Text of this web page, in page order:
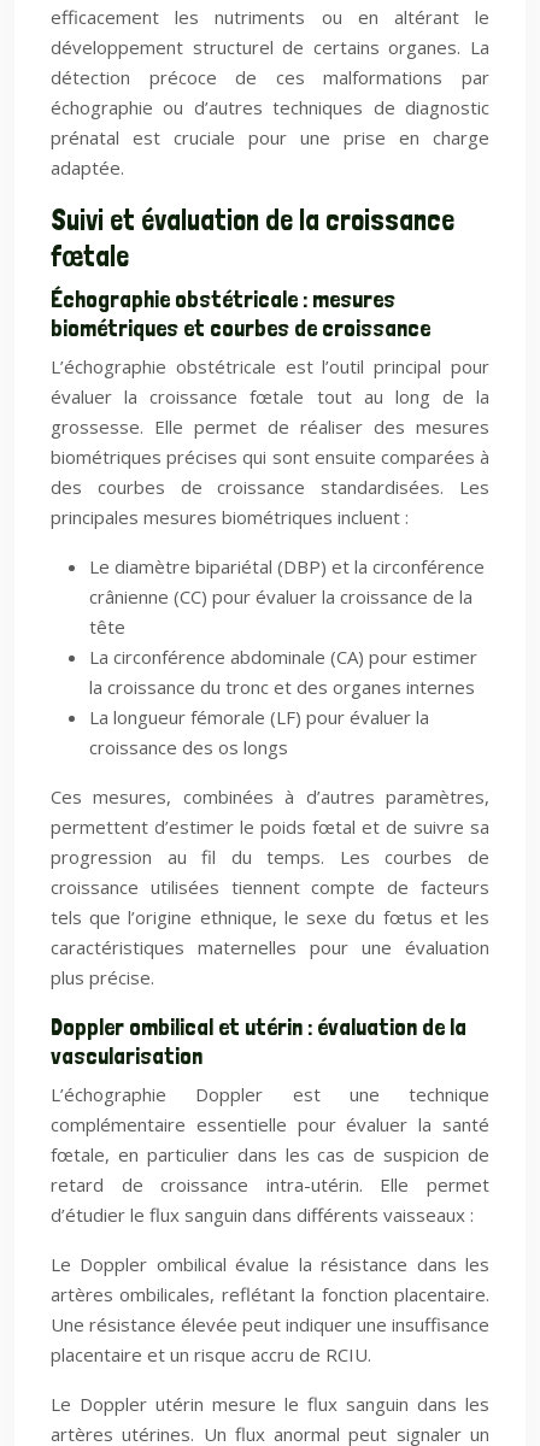
efficacement les nutriments ou en altérant le
développement structurel de certains organes. La
détection précoce de ces malformations par
échographie ou d’autres techniques de diagnostic
prénatal est cruciale pour une prise en charge
adaptée.
Suivi et évaluation de la croissance
fœtale
Échographie obstétricale : mesures
biométriques et courbes de croissance
L’échographie obstétricale est l’outil principal pour
évaluer la croissance fœtale tout au long de la
grossesse. Elle permet de réaliser des mesures
biométriques précises qui sont ensuite comparées à
des courbes de croissance standardisées. Les
principales mesures biométriques incluent :
Le diamètre bipariétal (DBP) et la circonférence
crânienne (CC) pour évaluer la croissance de la
tête
La circonférence abdominale (CA) pour estimer
la croissance du tronc et des organes internes
La longueur fémorale (LF) pour évaluer la
croissance des os longs
Ces mesures, combinées à d’autres paramètres,
permettent d’estimer le poids fœtal et de suivre sa
progression au fil du temps. Les courbes de
croissance utilisées tiennent compte de facteurs
tels que l’origine ethnique, le sexe du fœtus et les
caractéristiques maternelles pour une évaluation
plus précise.
Doppler ombilical et utérin : évaluation de la
vascularisation
L’échographie Doppler est une technique
complémentaire essentielle pour évaluer la santé
fœtale, en particulier dans les cas de suspicion de
retard de croissance intra-utérin. Elle permet
d’étudier le flux sanguin dans différents vaisseaux :
Le Doppler ombilical évalue la résistance dans les
artères ombilicales, reflétant la fonction placentaire.
Une résistance élevée peut indiquer une insuffisance
placentaire et un risque accru de RCIU.
Le Doppler utérin mesure le flux sanguin dans les
artères utérines. Un flux anormal peut signaler un